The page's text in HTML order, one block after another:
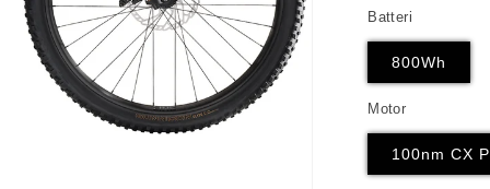
eller
Batteri
800Wh
Motor
100nm CX